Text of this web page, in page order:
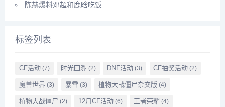
陈赫爆料邓超和鹿晗吃饭
标签列表
CF活动(7) 时光回溯 (2) DNF活动 (3) CF抽奖活动 (2)
魔兽世界(3) 暴雪 (3) 植物大战僵尸杂交版 (4)
植物大战僵尸 (2) 12月CF活动(6) 王者荣耀 (4)